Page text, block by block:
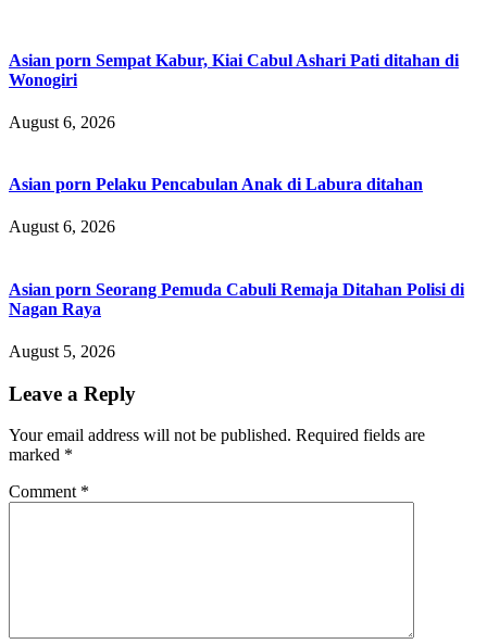
Asian porn Sempat Kabur, Kiai Cabul Ashari Pati ditahan di
Wonogiri
August 6, 2026
Asian porn Pelaku Pencabulan Anak di Labura ditahan
August 6, 2026
Asian porn Seorang Pemuda Cabuli Remaja Ditahan Polisi di
Nagan Raya
August 5, 2026
Leave a Reply
Your email address will not be published. Required fields are
marked *
Comment *